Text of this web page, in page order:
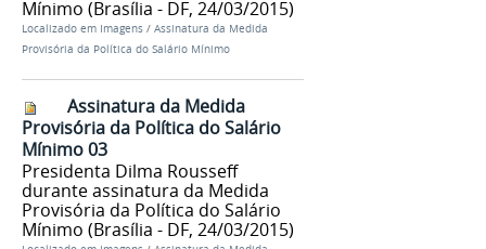
Mínimo (Brasília - DF, 24/03/2015)
Localizado em Imagens / Assinatura da Medida
Provisória da Política do Salário Mínimo
Assinatura da Medida
Provisória da Política do Salário
Mínimo 03
Presidenta Dilma Rousseff
durante assinatura da Medida
Provisória da Política do Salário
Mínimo (Brasília - DF, 24/03/2015)